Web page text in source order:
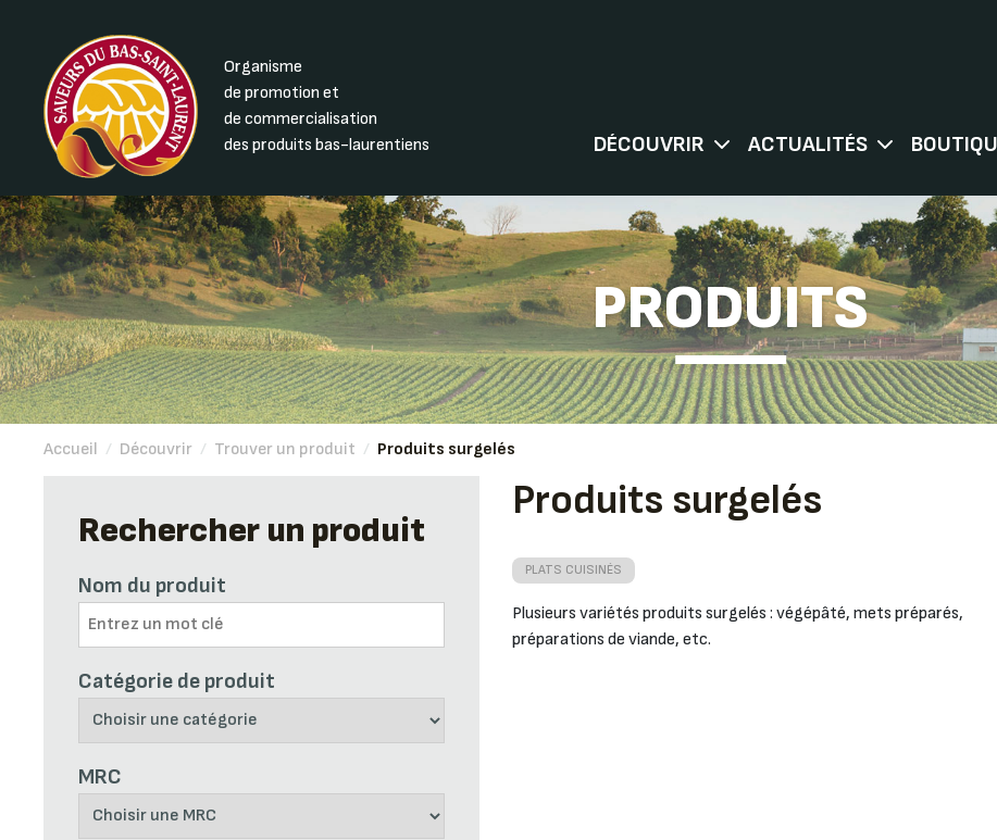
Organisme
de promotion et
de commercialisation
des produits bas-laurentiens
DÉCOUVRIR ACTUALITÉS
PRODUITS
Accueil / Découvrir / Trouver un produit / Produits surgelés
Rechercher un produit
Nom du produit
Catégorie de produit
MRC
Produits surgelés
PLATS CUISINÉS
Plusieurs variétés produits surgelés : végépâté, mets préparés,
préparations de viande, etc.